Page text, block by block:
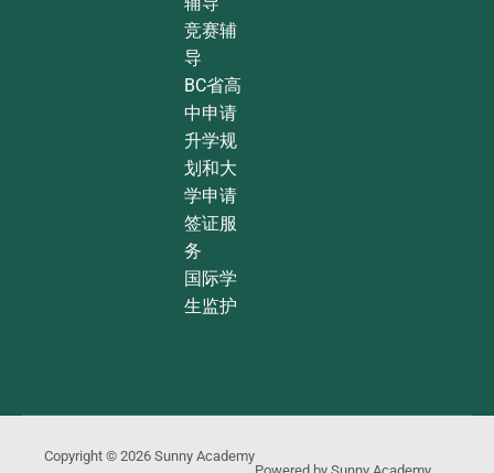
竞赛辅
导
BC省高
中申请
升学规
划和大
学申请
签证服
务
国际学
生监护
Copyright © 2026 Sunny Academy